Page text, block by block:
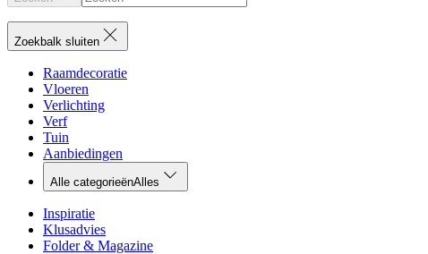
Zoekbalk sluiten
Raamdecoratie
Vloeren
Verlichting
Verf
Tuin
Aanbiedingen
Alle categorieënAlles
Inspiratie
Klusadvies
Folder & Magazine